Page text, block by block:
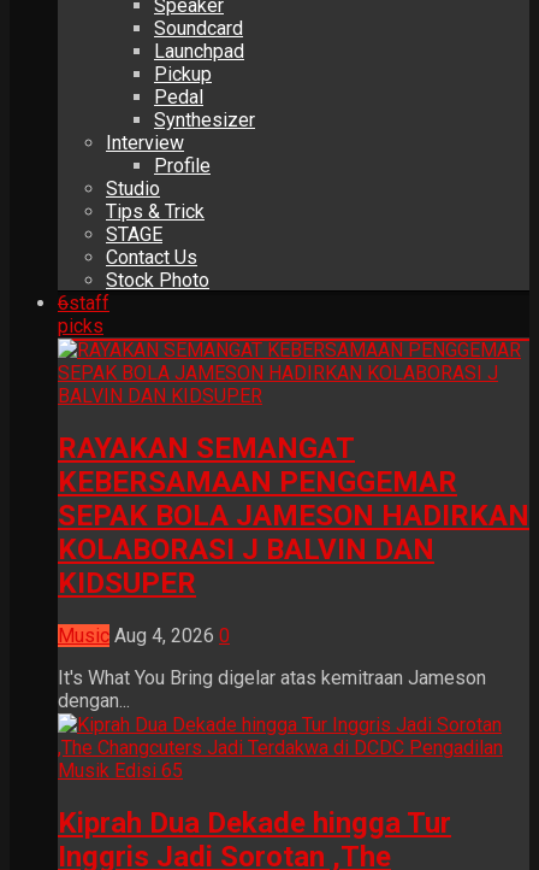
Speaker
Soundcard
Launchpad
Pickup
Pedal
Synthesizer
Interview
Profile
Studio
Tips & Trick
STAGE
Contact Us
Stock Photo
6staff
picks
RAYAKAN SEMANGAT
KEBERSAMAAN PENGGEMAR
SEPAK BOLA JAMESON HADIRKAN
KOLABORASI J BALVIN DAN
KIDSUPER
Music Aug 4, 2026 0
It's What You Bring digelar atas kemitraan Jameson
dengan...
Kiprah Dua Dekade hingga Tur
Inggris Jadi Sorotan ,The